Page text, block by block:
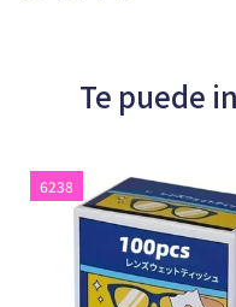
Te puede
6238